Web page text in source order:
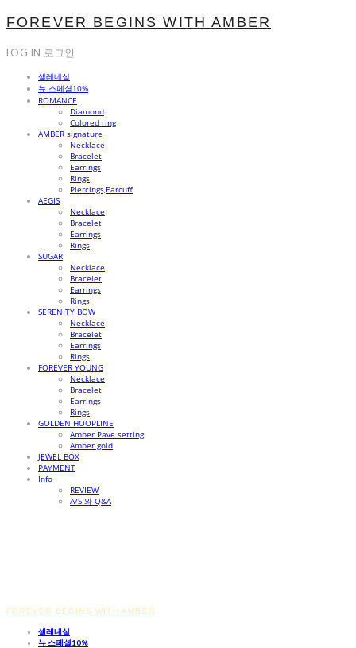
FOREVER BEGINS WITH AMBER
LOG IN 로그인
셀레네실
뉴 스페셜10%
ROMANCE
Diamond
Colored ring
AMBER signature
Necklace
Bracelet
Earrings
Rings
Piercings,Earcuff
AEGIS
Necklace
Bracelet
Earrings
Rings
SUGAR
Necklace
Bracelet
Earrings
Rings
SERENITY BOW
Necklace
Bracelet
Earrings
Rings
FOREVER YOUNG
Necklace
Bracelet
Earrings
Rings
GOLDEN HOOPLINE
Amber Pave setting
Amber gold
JEWEL BOX
PAYMENT
Info
REVIEW
A/S 와 Q&A
FOREVER BEGINS WITH AMBER
셀레네실
뉴 스페셜10%